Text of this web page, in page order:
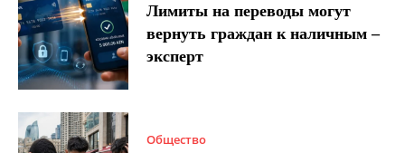
Лимиты на переводы могут
вернуть граждан к наличным –
эксперт
Общество